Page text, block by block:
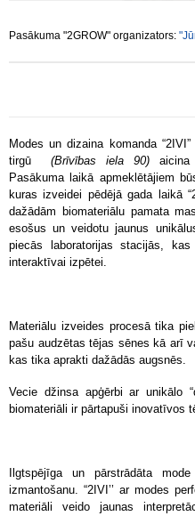
Pasākuma "2GROW" organizators:
Modes un dizaina komanda
tirgū
(Brīvības iela 90) aicina
Pasākuma laikā apmeklētājiem
kuras izveidei pēdējā gada laikā
dažādām biomateriālu pamata
esošus un veidotu jaunus
piecās laboratorijas stacijās,
interaktīvai izpētei.
Materiālu izveides procesā tika
pašu audzētas tējas sēnes kā arī
kas tika aprakti dažādās augsnēs.
Vecie džinsa apģērbi ar unikālo
biomateriāli ir pārtapuši inovatīvos
Ilgtspējīga un pārstrādāta
izmantošanu. “2IVI’’ ar modes
materiāli veido jaunas